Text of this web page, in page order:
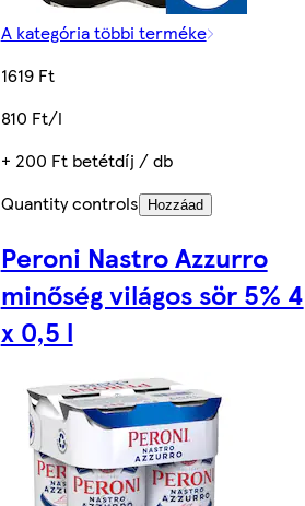
A kategória többi terméke
1619 Ft
810 Ft/l
+ 200 Ft betétdíj / db
Quantity controls
Hozzáad
Peroni Nastro Azzurro
minőség világos sör 5% 4
x 0,5 l